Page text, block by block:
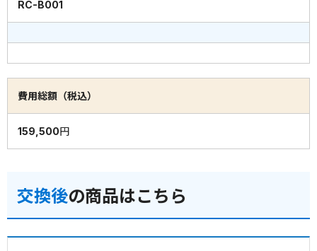
RC-B001
費用総額（税込）
159,500円
交換後の商品はこちら